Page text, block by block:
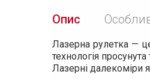
Опис
Лазерна рулетка —
технологія
Лазерні далекоміри